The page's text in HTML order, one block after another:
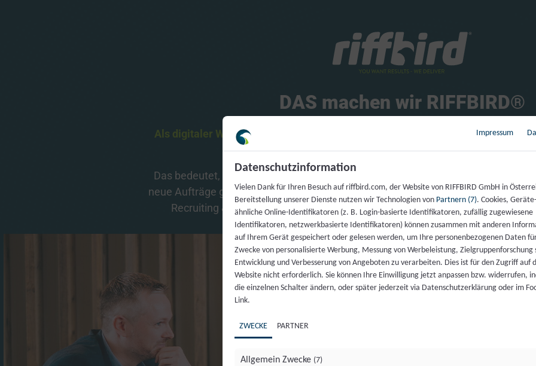
DAS machen wir RIFFBIRD®
Als digitaler Wachstumspartner Deutschland, Österreich
wir zu einer der modernsten Firmen des Landes.
Das bedeutet, dass wir für unsere Kunden mittels
neue Aufträge generieren und ihren Umsatz dadurch erheblich steigern bzw.
Recruiting & Employer Branding die richtigen Fachkräfte anziehen, um weiter
Impressum
Datenschutzinformation
Vielen Dank für Ihren Besuch auf riffbird.com, der Website von RIFFBIRD GmbH in
Bereitstellung unserer Dienste nutzen wir Technologien von Partnern (7). Cookies,
ähnliche Online-Identifikatoren (z. B. Login-basierte Identifikatoren, zufällig zugewiesene
Identifikatoren, netzwerkbasierte Identifikatoren) können zusammen mit anderen
auf Ihrem Gerät gespeichert oder gelesen werden, um Ihre personenbezogenen Daten
Zwecke von personalisierte Werbung, Messung von Werbeleistung, Zielgruppenforschung
Entwicklung und Verbesserung von Angeboten zu verarbeiten. Dies ist für den Zugriff auf
Website nicht erforderlich. Sie können Ihre Einwilligung jetzt anpassen bzw. widerrufen,
die einzelnen Schalter ändern, oder später jederzeit via Datenschutzerklärung oder im
Link.
ZWECKE PARTNER
Allgemein Zwecke (7)